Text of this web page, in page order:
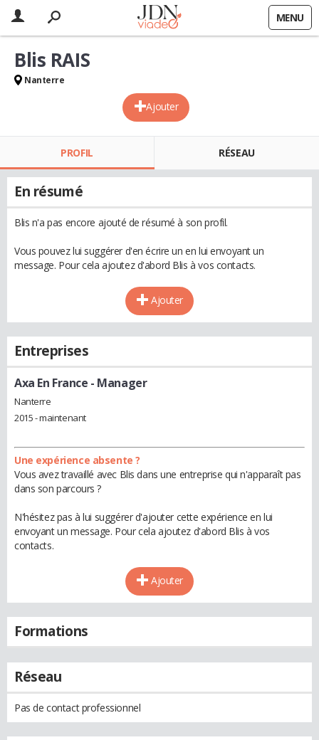
MENU
Ajouter
Blis RAIS
Nanterre
PROFIL RÉSEAU
En résumé
Blis n'a pas encore ajouté de résumé à son profil.
Vous pouvez lui suggérer d'en écrire un en lui envoyant un
message. Pour cela ajoutez d'abord Blis à vos contacts.
Ajouter
Entreprises
Axa En France - Manager
Nanterre
2015 - maintenant
Une expérience absente ?
Vous avez travaillé avec Blis dans une entreprise qui n'apparaît pas
dans son parcours ?
N'hésitez pas à lui suggérer d'ajouter cette expérience en lui
envoyant un message. Pour cela ajoutez d'abord Blis à vos
contacts.
Ajouter
Formations
Réseau
Pas de contact professionnel